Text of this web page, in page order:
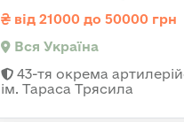
від 21000 до 50000 грн
Вся Україна
43-тя окрема
ім. Тараса Трясила